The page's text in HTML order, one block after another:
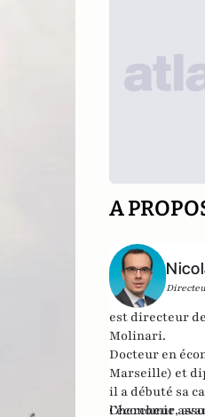
A
est directeur
Molinari.
Docteur en
Marseille) et
il a débuté sa
l’économie,
Chercheur